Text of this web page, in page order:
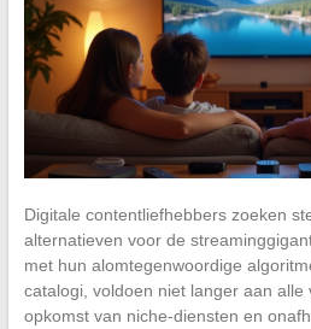
Digitale contentliefhebbers zoeken
alternatieven voor de
met hun alomtegenwoordige
catalogi, voldoen niet langer aan alle
opkomst van niche-diensten en